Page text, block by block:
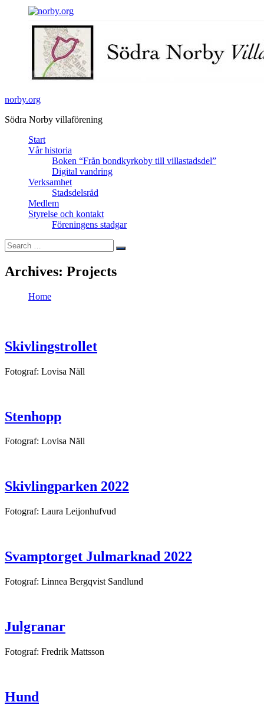
facebook
norby.org
Södra Norby villaförening
Start
Vår historia
Boken “Från bondkyrkoby till villastadsdel”
Digital vandring
Verksamhet
Stadsdelsråd
Medlem
Styrelse och kontakt
Föreningens stadgar
Search
for:
Search
Archives: Projects
Home
Skivlingstrollet
Fotograf: Lovisa Näll
Stenhopp
Fotograf: Lovisa Näll
Skivlingparken 2022
Fotograf: Laura Leijonhufvud
Svamptorget Julmarknad 2022
Fotograf: Linnea Bergqvist Sandlund
Julgranar
Fotograf: Fredrik Mattsson
Hund